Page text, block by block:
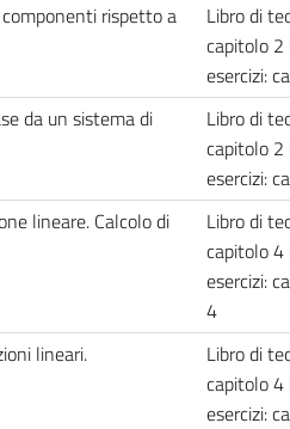
rispetto a
Libro di
capitolo 2
esercizi:
da un sistema di
Libro di
capitolo 2
esercizi:
lineare. Calcolo di
Libro di
capitolo 4
esercizi:
4
lineari.
Libro di
capitolo 4
esercizi: